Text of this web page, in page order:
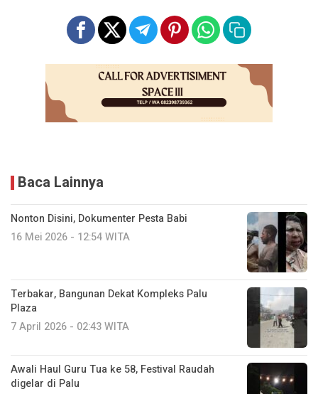
Baca Lainnya
Nonton Disini, Dokumenter Pesta Babi
16 Mei 2026 - 12:54 WITA
Terbakar, Bangunan Dekat Kompleks Palu
Plaza
7 April 2026 - 02:43 WITA
Awali Haul Guru Tua ke 58, Festival Raudah
digelar di Palu